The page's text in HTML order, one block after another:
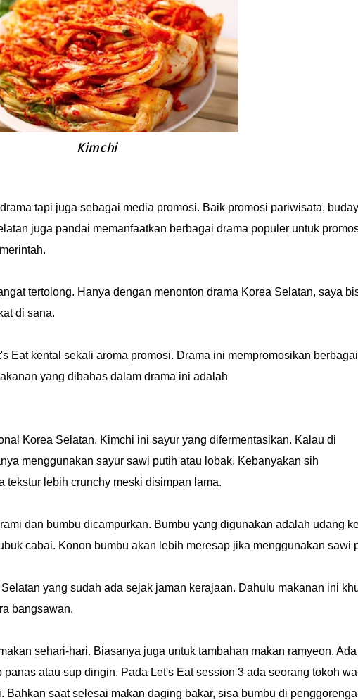
Kimchi
tapi juga sebagai media promosi. Baik promosi pariwisata,
juga pandai memanfaatkan berbagai drama populer untuk
tertolong. Hanya dengan menonton drama Korea Selatan, saya
di sana.
Eat kental sekali aroma promosi. Drama ini mempromosikan berbagai
yang dibahas dalam drama ini adalah
Korea Selatan. Kimchi ini sayur yang difermentasikan. Kalau di
menggunakan sayur sawi putih atau lobak. Kebanyakan sih
tekstur lebih crunchy meski disimpan lama.
dan bumbu dicampurkan. Bumbu yang digunakan adalah udang
cabai. Konon bumbu akan lebih meresap jika menggunakan sawi
yang sudah ada sejak jaman kerajaan. Dahulu makanan ini
bangsawan.
sehari-hari. Biasanya juga untuk tambahan makan ramyeon.
atau sup dingin. Pada Let's Eat session 3 ada seorang tokoh
Bahkan saat selesai makan daging bakar, sisa bumbu di